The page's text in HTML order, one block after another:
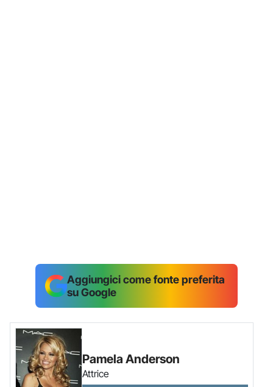
Aggiungici come fonte preferita
su Google
Pamela Anderson
Attrice